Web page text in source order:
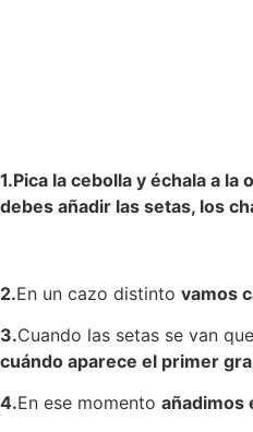
1.Pica la cebolla y échala a
debes añadir las setas, los
2.En un cazo distinto vamos
3.Cuando las setas se van
cuándo aparece el primer
4.En ese momento añadimos